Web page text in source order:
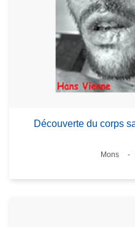
Découverte du corps
Standort
Mons